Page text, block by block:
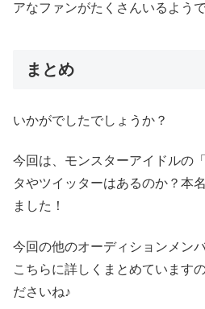
アなファンがたくさんいるよう
まとめ
いかがでしたでしょうか？
今回は、モンスターアイドルの
タやツイッターはあるのか？本
ました！
今回の他のオーディションメン
こちらに詳しくまとめています
ださいね♪